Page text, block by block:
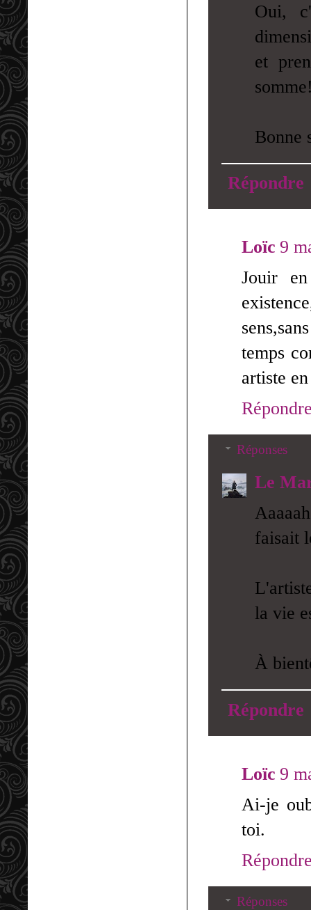
Oui,
et
Bonne
Répondre
Loïc 9
Jouir
temps
artiste
Réponses
Le
faisait
la vie
À
Répondre
Loïc 9
Ai-je
toi.
Réponses